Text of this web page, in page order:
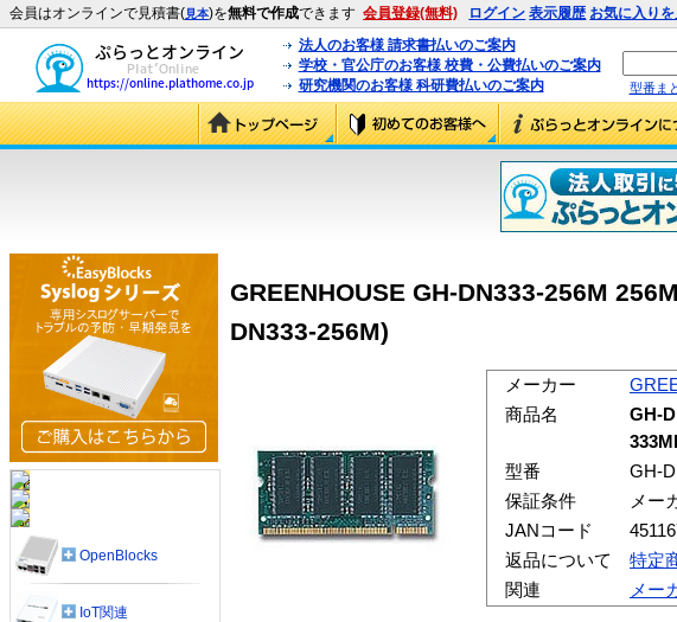
会員はオンラインで見積書(見本)を無料で作成できます 会員登録(無料) ログイン 表示履歴 お気に入りを
法人のお客様 請求書払いのご案内
学校・官公庁のお客様 校費・公費払いのご案内
研究機関のお客様 科研費払いのご案内
型番ま
GREENHOUSE GH-DN333-256M
DN333-256M)
メーカー
商品名
GH-
型番
GH-
保証条件
メー
JANコード
返品について
特定
関連
メー
OpenBlocks
IoT関連